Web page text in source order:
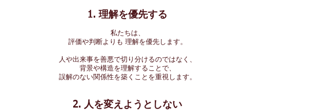
1. 理解を優先する
私たちは、
評価や判断よりも 理解を優先します。
人や出来事を善悪で切り分けるのではなく、
背景や構造を理解することで、
誤解のない関係性を築くことを重視します。
2. 人を変えようとしない